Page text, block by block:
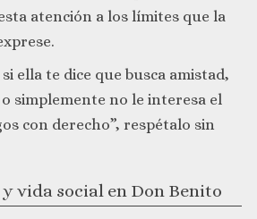
atención a los límites que la
si ella te dice que busca amistad,
simplemente no le interesa el
con derecho”, respétalo sin
vida social en Don Benito